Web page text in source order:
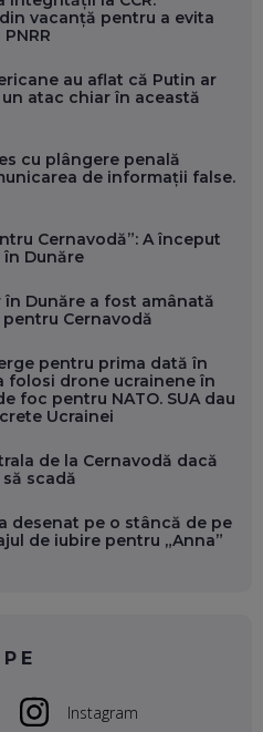
SENTINEL: CUM ÎȚI PROTEJEZI
ȘI CARE SUNT PRIMII PAȘI ÎNTR-O
SOFTWARE DE LA CLUJ PENTRU
INTELIGENȚI ȘI FERME
CEO AL PATRIA BANK: AUTOMATIZĂM
CÂND PICĂ BAZA DE DATE, LA
CUM CONSTRUIEȘTI O COMPANIE
LEGĂTURA CU COMUNITATEA
DE PE REȚELE SOCIALE
CUM ÎNVĂȚĂM SĂ DISCUTĂM
vacanță pentru a evita
au aflat că Putin ar
atac chiar în această
cu plângere penală
de informații false.
Cernavodă”: A început
Dunăre
Dunăre a fost amânată
Cernavodă
pentru prima dată în
folosi drone ucrainene în
foc pentru NATO. SUA dau
Ucrainei
de la Cernavodă dacă
scadă
desenat pe o stâncă de pe
de iubire pentru „Anna”
Instagram